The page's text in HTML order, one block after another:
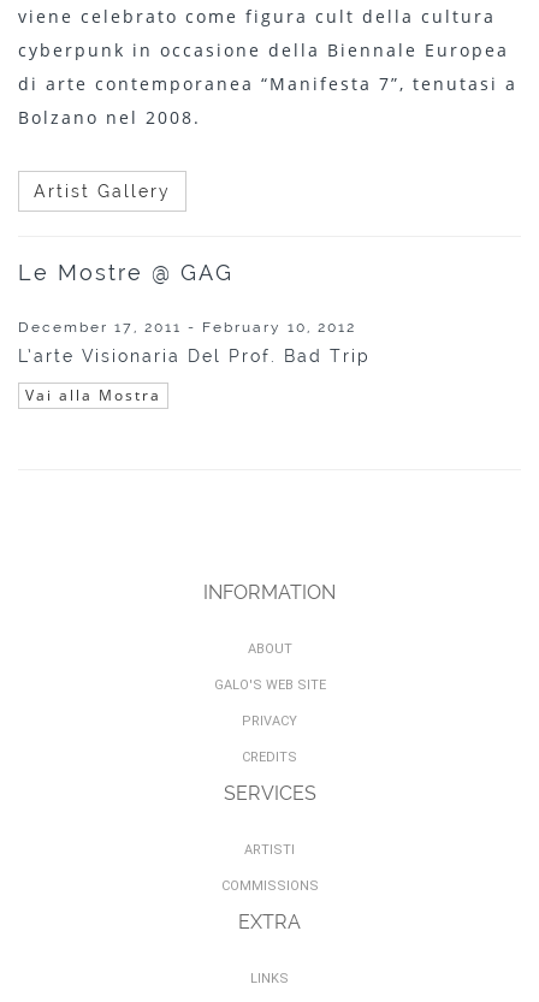
viene celebrato come figura cult della cultura
cyberpunk in occasione della Biennale Europea
di arte contemporanea “Manifesta 7”, tenutasi a
Bolzano nel 2008.
Artist Gallery
Le Mostre @ GAG
December 17, 2011 - February 10, 2012
L’arte Visionaria Del Prof. Bad Trip
Vai alla Mostra
INFORMATION
ABOUT
GALO'S WEB SITE
PRIVACY
CREDITS
SERVICES
ARTISTI
COMMISSIONS
EXTRA
LINKS